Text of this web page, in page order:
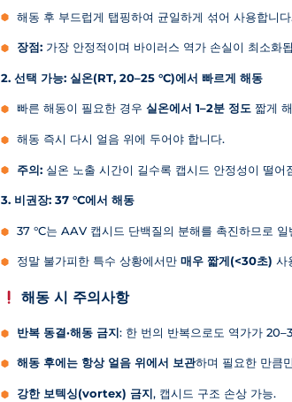
해동 후 부드럽게 탭핑하여 균일하게 섞어 사용합니
장점:가장 안정적이며 바이러스 역가 손실이 최소화
2. 선택 가능: 실온(RT, 20–25 °C)에서 빠르게 해동
빠른 해동이 필요한 경우 실온에서 1–2분 정도짧게
해동 즉시 다시 얼음 위에 두어야 합니다.
주의:실온 노출 시간이 길수록 캡시드 안정성이 떨어
3. 비권장: 37 °C에서 해동
37 °C는 AAV 캡시드 단백질의 분해를 촉진하므로 일
정말 불가피한 특수 상황에서만 매우 짧게(<30초) 사
해동 시 주의사항
반복 동결·해동 금지 : 한 번의 반복으로도 역가가
해동 후에는 항상 얼음 위에서 보관하며 필요한 만큼
강한 보텍싱(vortex) 금지 , 캡시드 구조 손상 가능.